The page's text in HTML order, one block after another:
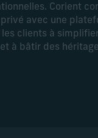
Corient
avec une
clients à
à bâtir des